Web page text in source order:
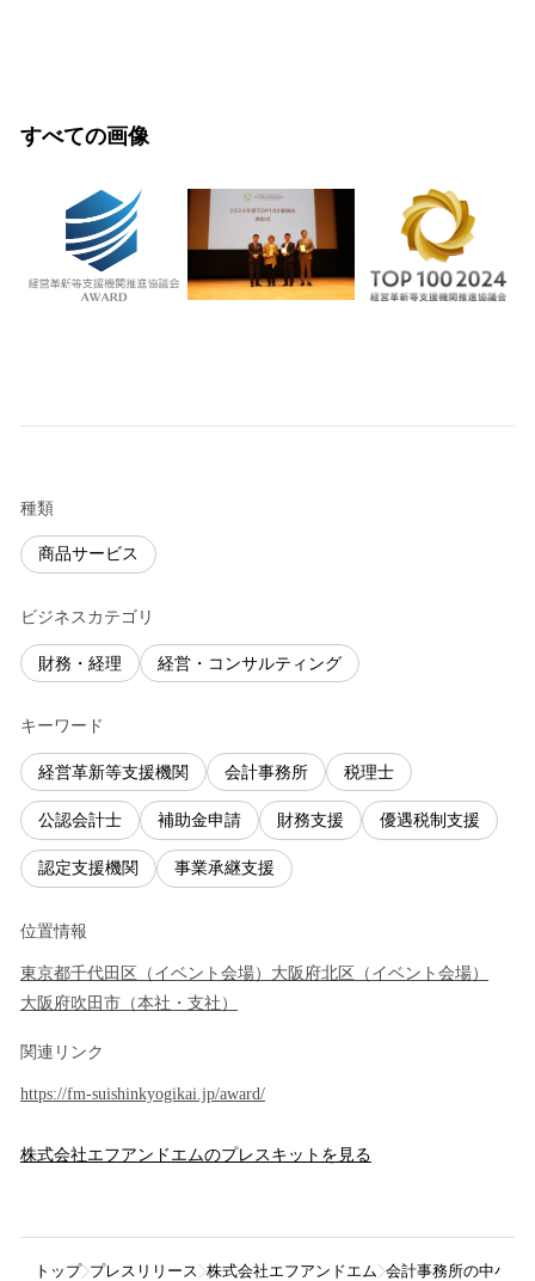
すべての画像
種類
商品サービス
ビジネスカテゴリ
財務・経理 経営・コンサルティング
キーワード
経営革新等支援機関 会計事務所 税理士
公認会計士 補助金申請 財務支援 優遇税制支援
認定支援機関 事業承継支援
位置情報
東京都千代田区 （ イベント会場） 大阪府北区 （ イベント会場）
大阪府吹田市 （本社・支社 ）
関連リンク
https://fm-suishinkyogikai.jp/award/
株式会社エフアンドエムのプレスキットを見る
トップ プレスリリース 株式会社エフアンドエム 会計事務所の中小企